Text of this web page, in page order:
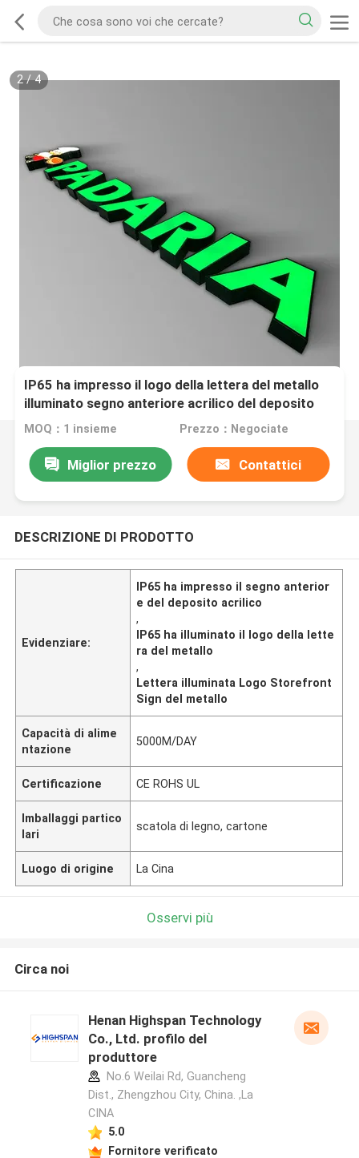
2/4
IP65 ha impresso il logo della lettera del metallo
illuminato segno anteriore acrilico del deposito
MOQ：1 insieme Prezzo：Negociate
Miglior prezzo Contattici
DESCRIZIONE DI PRODOTTO
Evidenziare:
IP65 ha impresso il segno anterior
e del deposito acrilico
,
IP65 ha illuminato il logo della lette
ra del metallo
,
Lettera illuminata Logo Storefront
Sign del metallo
Capacità di alime
ntazione
5000M/DAY
Certificazione CE ROHS UL
Imballaggi partico
lari
scatola di legno, cartone
Luogo di origine La Cina
Osservi più
Circa noi
Henan Highspan Technology
Co., Ltd. profilo del
produttore
No.6 Weilai Rd, Guancheng
Dist., Zhengzhou City, China. ,La
CINA
5.0
Fornitore verificato